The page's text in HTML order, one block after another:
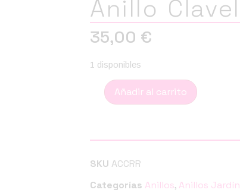
Anillo Clavel
35,00 €
1 disponibles
Añadir al carrito
SKU ACCRR
Categorías Anillos, Anillos Jardín